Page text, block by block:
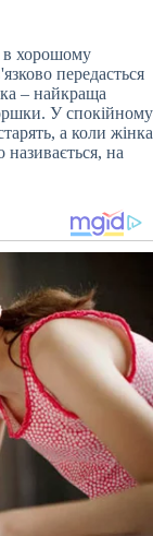
в хорошому
передасться
– найкраща
У спокійному
а коли жінка
називається, на